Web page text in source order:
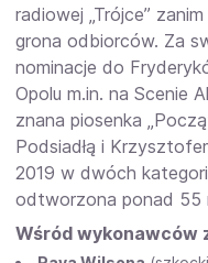
radiowej „Trójce”
grona odbiorców. Za
nominacje do
Opolu m.in. na Scenie
znana piosenka
Podsiadłą i
2019 w dwóch
odtworzona ponad 55
Wśród wykonawców